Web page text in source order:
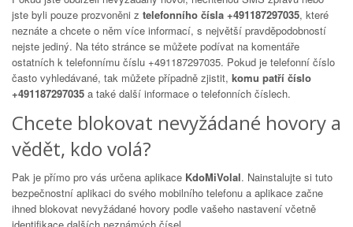
jste byli pouze prozvoněni z telefonního čísla +491187297035, které
neznáte a chcete o něm více informací, s největší pravděpodobností
nejste jediný. Na této stránce se můžete podívat na komentáře
ostatních k telefonnímu číslu +491187297035. Pokud je telefonní číslo
často vyhledávané, tak můžete případně zjistit, komu patří číslo
+491187297035 a také další informace o telefonních číslech.
Chcete blokovat nevyžádané hovory a
vědět, kdo volá?
Pak je přímo pro vás určena aplikace KdoMiVolal. Nainstalujte si tuto
bezpečnostní aplikaci do svého mobilního telefonu a aplikace začne
ihned blokovat nevyžádané hovory podle vašeho nastavení včetně